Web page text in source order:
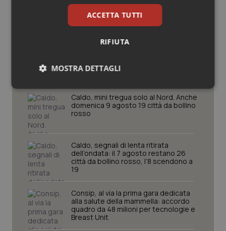
Potrebbe interessarti in
Cronache
Caldo, mini tregua solo al Nord. Anche
domenica 9 agosto 19 città da bollino
rosso
Caldo, segnali di lenta ritirata
dell’ondata: il 7 agosto restano 26
città da bollino rosso, l’8 scendono a
19
Consip, al via la prima gara dedicata
alla salute della mammella: accordo
quadro da 48 milioni per tecnologie e
Breast Unit
ACCETTA TUTTI
RIFIUTA
MOSTRA DETTAGLI
Necessari Statistici Marketing
Necessari Statistici Marketing
I cookie necessari contribuiscono a rendere fruibile il
navigazione sulle pagine e l'accesso alle aree
protette del sito. Il sito web non è in grado di
funzionare correttamente senza questi cookie.
Nome